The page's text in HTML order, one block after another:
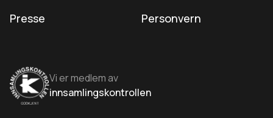
Presse
Personvern
Vi er medlem av
innsamlingskontrollen